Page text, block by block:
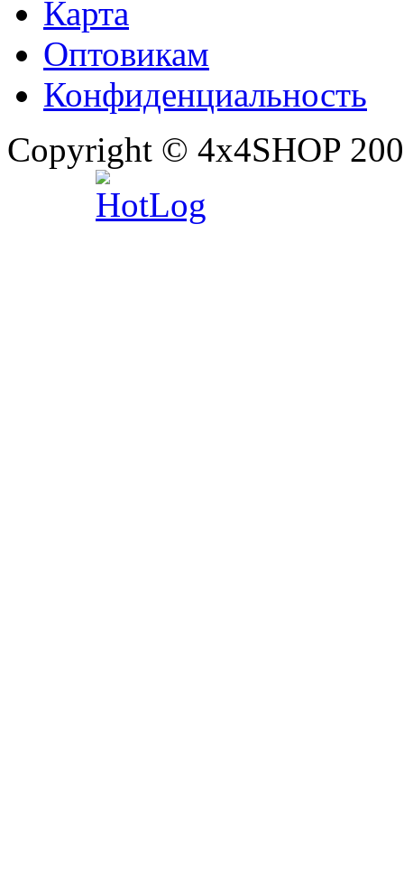
Карта
Оптовикам
Конфиденциальность
Copyright © 4x4SHOP